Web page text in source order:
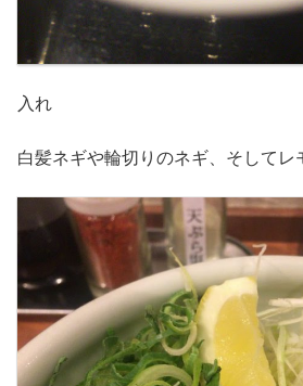
入れ
白髪ネギや輪切りのネギ、そしてレ